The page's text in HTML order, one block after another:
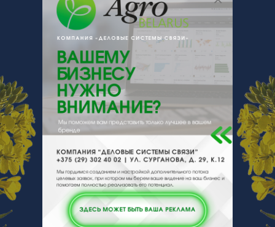
+ 375Показать телефоны
e-mail:office@asstra.by
220040, , , , г. Минск, ул.Богдановича,
155-617
Отзывы Еще
Отзывы